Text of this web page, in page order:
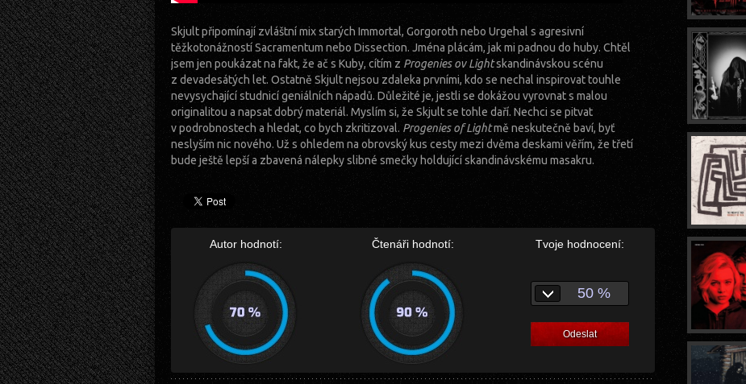
Skjult připomínají zvláštní mix starých Immortal, Gorgoroth nebo Urgehal s agresivní
těžkotonážností Sacramentum nebo Dissection. Jména plácám, jak mi padnou do huby. Chtěl
jsem jen poukázat na fakt, že ač s Kuby, cítím z Progenies ov Lightskandinávskou scénu
z devadesátých let. Ostatně Skjult nejsou zdaleka prvními, kdo se nechal inspirovat touhle
nevysychající studnicí geniálních nápadů. Důležité je, jestli se dokážou vyrovnat s malou
originalitou a napsat dobrý materiál. Myslím si, že Skjult se tohle daří. Nechci se pitvat
v podrobnostech a hledat, co bych zkritizoval. Progenies of Lightmě neskutečně baví, byť
neslyším nic nového. Už s ohledem na obrovský kus cesty mezi dvěma deskami věřím, že třetí
bude ještě lepší a zbavená nálepky slibné smečky holdující skandinávskému masakru.
Autor hodnotí: Čtenáři hodnotí: Tvoje hodnocení:
50 %
Odeslat